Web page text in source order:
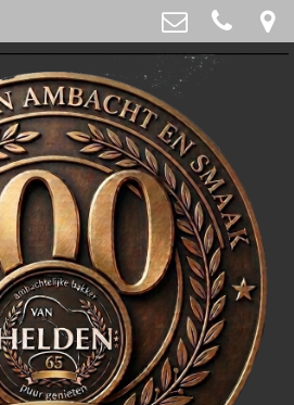
>
>
>
>
>
>
>
Bakker Van Helden
Westdijk 12, Middelharnis
0187-482065
info@bakkervanhelden.nl